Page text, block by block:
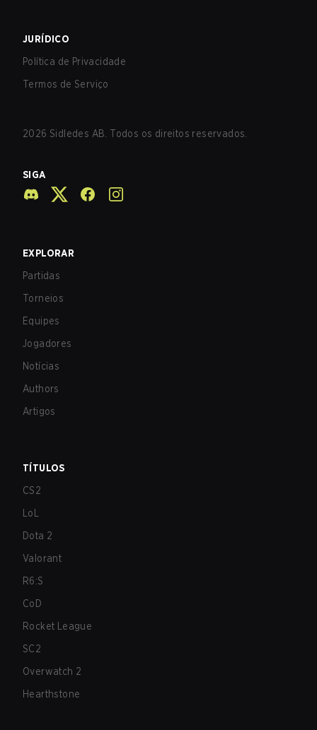
JURÍDICO
Política de Privacidade
Termos de Serviço
2026 Sidledes AB. Todos os direitos reservados.
SIGA
EXPLORAR
Partidas
Torneios
Equipes
Jogadores
Notícias
Authors
Artigos
TÍTULOS
CS2
LoL
Dota 2
Valorant
R6:S
CoD
Rocket League
SC2
Overwatch 2
Hearthstone